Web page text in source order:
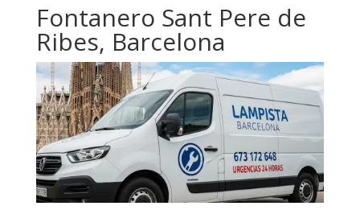
Fontanero Sant Pere de
Ribes, Barcelona